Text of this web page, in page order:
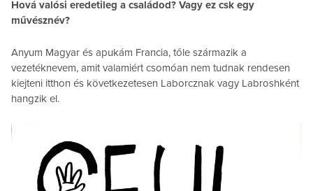
Hová valósi eredetileg a családod? Vagy ez csk egy
művésznév?
Anyum Magyar és apukám Francia, tőle származik a
vezetéknevem, amit valamiért csomóan nem tudnak rendesen
kiejteni itthon és következetesen Laborcznak vagy Labroshként
hangzik el.